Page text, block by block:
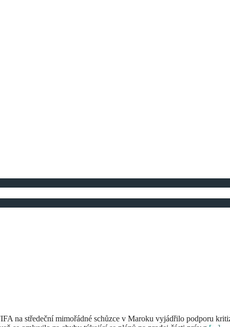
na středeční mimořádné schůzce v Maroku vyjádřilo podporu